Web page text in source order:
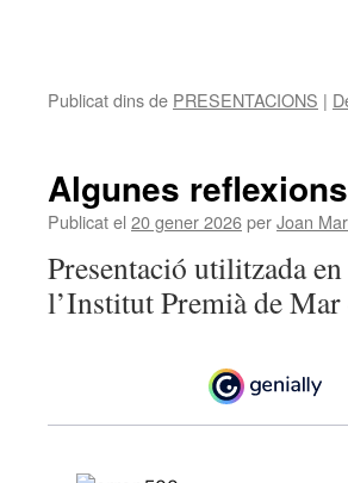
Publicat dins de PRESENTACIONS |
Algunes
Publicat el 20 gener 2026perJoan
Presentació utilitzada
l’Institut Premià de Mar